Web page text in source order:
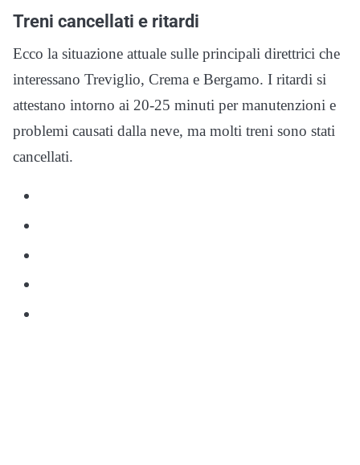
Treni cancellati e ritardi
Ecco la situazione attuale sulle principali direttrici che
interessano Treviglio, Crema e Bergamo. I ritardi si
attestano intorno ai 20-25 minuti per manutenzioni e
problemi causati dalla neve, ma molti treni sono stati
cancellati.